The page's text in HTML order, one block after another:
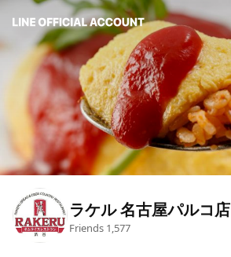
ラケル 名古屋パルコ店
Friends 1,577